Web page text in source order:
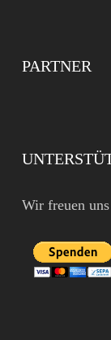
PARTNER
Wir freuen